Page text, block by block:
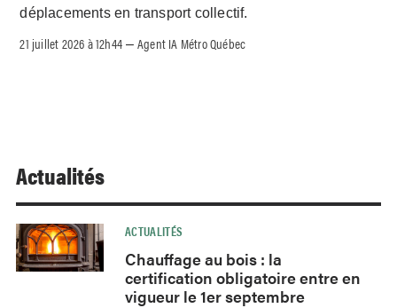
déplacements en transport collectif.
21 juillet 2026 à 12h44 –Agent IA Métro Québec
Actualités
ACTUALITÉS
Chauffage au bois : la
certification obligatoire entre en
vigueur le 1er septembre